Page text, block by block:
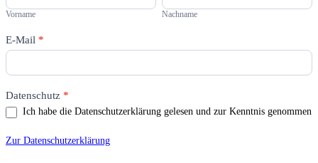
Vorname Nachname
E-Mail *
Datenschutz *
Ich habe die Datenschutzerklärung gelesen und zur Kenntnis genommen
Zur Datenschutzerklärung
bist,
dieses
Feld